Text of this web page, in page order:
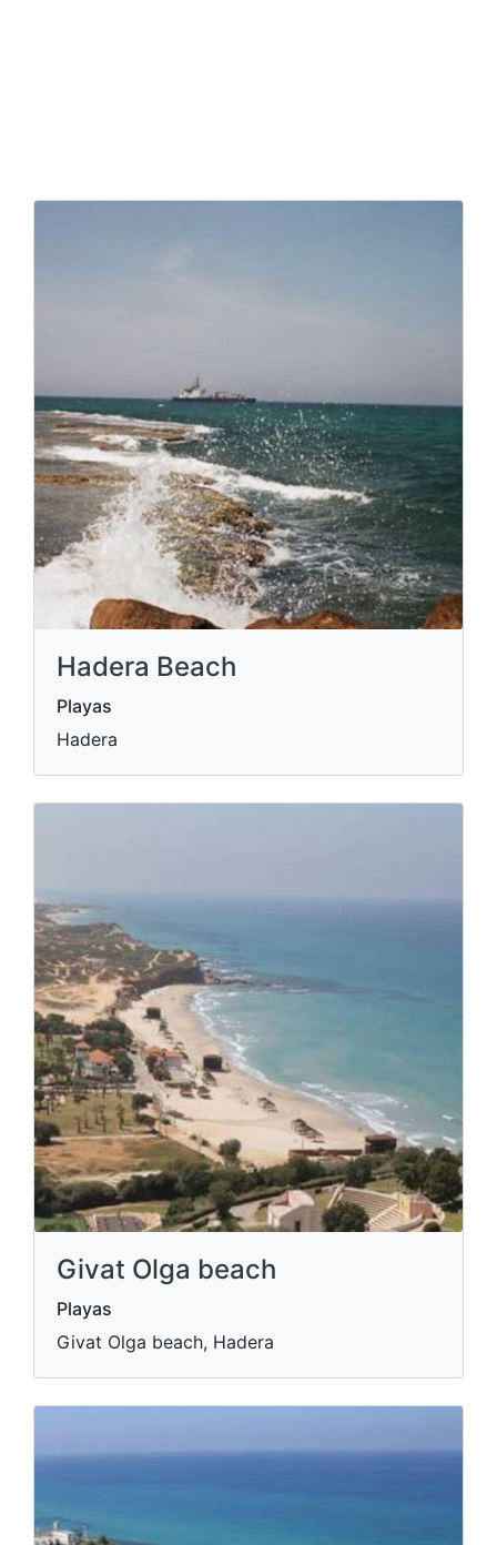
Hadera Beach
Playas
Hadera
Givat Olga beach
Playas
Givat Olga beach, Hadera